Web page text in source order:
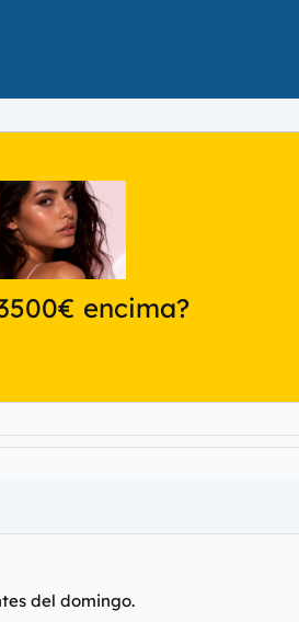
encima?
del domingo.